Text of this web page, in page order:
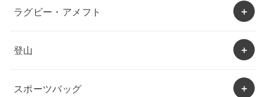
ラグビー・アメフト
登山
スポーツバッグ